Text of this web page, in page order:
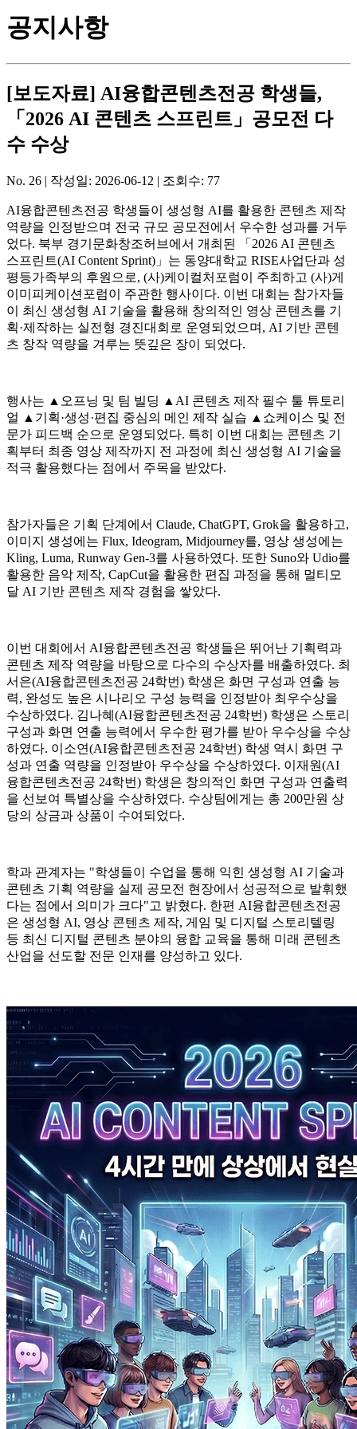
공지사항
[보도자료] AI융합콘텐츠전공 학생들,
「2026 AI 콘텐츠 스프린트」공모전 다
수 수상
No. 26 | 작성일: 2026-06-12 | 조회수: 77
AI융합콘텐츠전공 학생들이 생성형 AI를 활용한 콘텐츠 제작
역량을 인정받으며 전국 규모 공모전에서 우수한 성과를 거두
었다. 북부 경기문화창조허브에서 개최된 「2026 AI 콘텐츠
스프린트(AI Content Sprint)」는 동양대학교 RISE사업단과 성
평등가족부의 후원으로, (사)케이컬처포럼이 주최하고 (사)게
이미피케이션포럼이 주관한 행사이다. 이번 대회는 참가자들
이 최신 생성형 AI 기술을 활용해 창의적인 영상 콘텐츠를 기
획·제작하는 실전형 경진대회로 운영되었으며, AI 기반 콘텐
츠 창작 역량을 겨루는 뜻깊은 장이 되었다.
행사는 ▲오프닝 및 팀 빌딩 ▲AI 콘텐츠 제작 필수 툴 튜토리
얼 ▲기획·생성·편집 중심의 메인 제작 실습 ▲쇼케이스 및 전
문가 피드백 순으로 운영되었다. 특히 이번 대회는 콘텐츠 기
획부터 최종 영상 제작까지 전 과정에 최신 생성형 AI 기술을
적극 활용했다는 점에서 주목을 받았다.
참가자들은 기획 단계에서 Claude, ChatGPT, Grok을 활용하고,
이미지 생성에는 Flux, Ideogram, Midjourney를, 영상 생성에는
Kling, Luma, Runway Gen-3를 사용하였다. 또한 Suno와 Udio를
활용한 음악 제작, CapCut을 활용한 편집 과정을 통해 멀티모
달 AI 기반 콘텐츠 제작 경험을 쌓았다.
이번 대회에서 AI융합콘텐츠전공 학생들은 뛰어난 기획력과
콘텐츠 제작 역량을 바탕으로 다수의 수상자를 배출하였다. 최
서은(AI융합콘텐츠전공 24학번) 학생은 화면 구성과 연출 능
력, 완성도 높은 시나리오 구성 능력을 인정받아 최우수상을
수상하였다. 김나혜(AI융합콘텐츠전공 24학번) 학생은 스토리
구성과 화면 연출 능력에서 우수한 평가를 받아 우수상을 수상
하였다. 이소연(AI융합콘텐츠전공 24학번) 학생 역시 화면 구
성과 연출 역량을 인정받아 우수상을 수상하였다. 이재원(AI
융합콘텐츠전공 24학번) 학생은 창의적인 화면 구성과 연출력
을 선보여 특별상을 수상하였다. 수상팀에게는 총 200만원 상
당의 상금과 상품이 수여되었다.
학과 관계자는 "학생들이 수업을 통해 익힌 생성형 AI 기술과
콘텐츠 기획 역량을 실제 공모전 현장에서 성공적으로 발휘했
다는 점에서 의미가 크다"고 밝혔다. 한편 AI융합콘텐츠전공
은 생성형 AI, 영상 콘텐츠 제작, 게임 및 디지털 스토리텔링
등 최신 디지털 콘텐츠 분야의 융합 교육을 통해 미래 콘텐츠
산업을 선도할 전문 인재를 양성하고 있다.